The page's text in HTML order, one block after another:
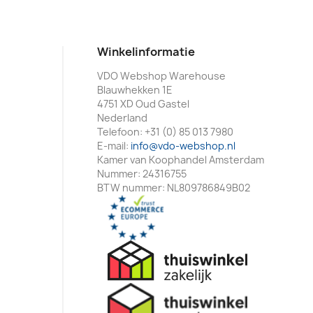
Winkelinformatie
VDO Webshop Warehouse
Blauwhekken 1E
4751 XD Oud Gastel
Nederland
Telefoon: +31 (0) 85 013 7980
E-mail: info@vdo-webshop.nl
Kamer van Koophandel Amsterdam
Nummer: 24316755
BTW nummer: NL809786849B02